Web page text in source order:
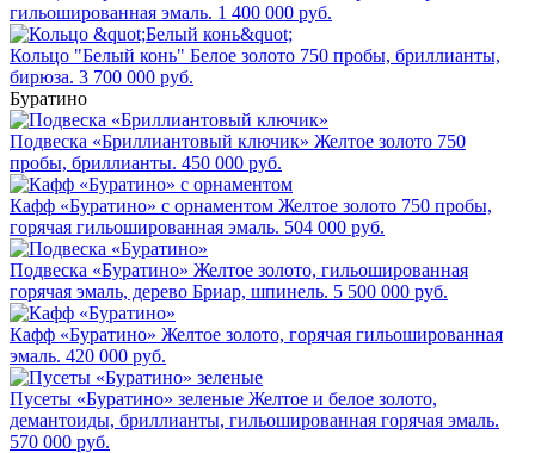
гильошированная эмаль. 1 400 000 руб.
Кольцо "Белый конь" Белое золото 750 пробы, бриллианты,
бирюза. 3 700 000 руб.
Буратино
Подвеска «Бриллиантовый ключик» Желтое золото 750
пробы, бриллианты. 450 000 руб.
Кафф «Буратино» с орнаментом Желтое золото 750 пробы,
горячая гильошированная эмаль. 504 000 руб.
Подвеска «Буратино» Желтое золото, гильошированная
горячая эмаль, дерево Бриар, шпинель. 5 500 000 руб.
Кафф «Буратино» Желтое золото, горячая гильошированная
эмаль. 420 000 руб.
Пусеты «Буратино» зеленые Желтое и белое золото,
демантоиды, бриллианты, гильошированная горячая эмаль.
570 000 руб.